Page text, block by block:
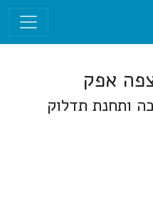
ותחנת תדלוק